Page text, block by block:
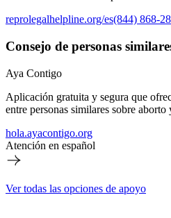
reprolegalhelpline.org/es(844) 868-
Consejo de personas
Aya Contigo
Aplicación gratuita y segura que
entre personas similares sobre
hola.ayacontigo.org
Atención en español
Ver todas las opciones de apoyo